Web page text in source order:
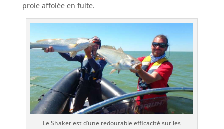
proie affolée en fuite.
Le Shaker est d’une redoutable efficacité sur les